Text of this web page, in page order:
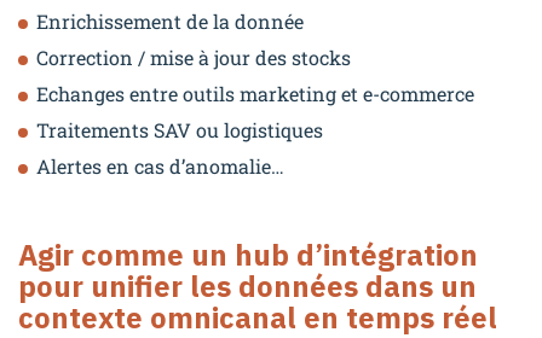
Enrichissement de la donnée
Correction / mise à jour des stocks
Echanges entre outils marketing et e-commerce
Traitements SAV ou logistiques
Alertes en cas d’anomalie…
Agir comme un hub d’intégration
pour unifier les données dans un
contexte omnicanal en temps réel